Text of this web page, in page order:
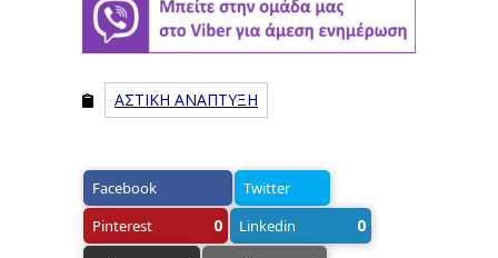
ΑΣΤΙΚΗ ΑΝΑΠΤΥΞΗ
Facebook
Twitter
Pinterest
0 Linkedin 0